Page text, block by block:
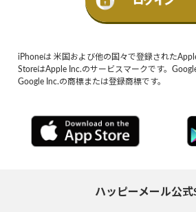
iPhoneは 米国および他の国々で登録された
StoreはApple Inc.のサービスマークです。
Google Inc.の商標または登録商標です。
ハッピーメール公式